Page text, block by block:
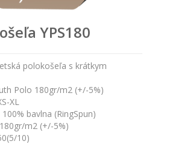
YPS180
polokošeľa s krátkym
Polo 180gr/m2 (+/-5%)
XL
100% bavlna (RingSpun)
180gr/m2 (+/-5%)
10)